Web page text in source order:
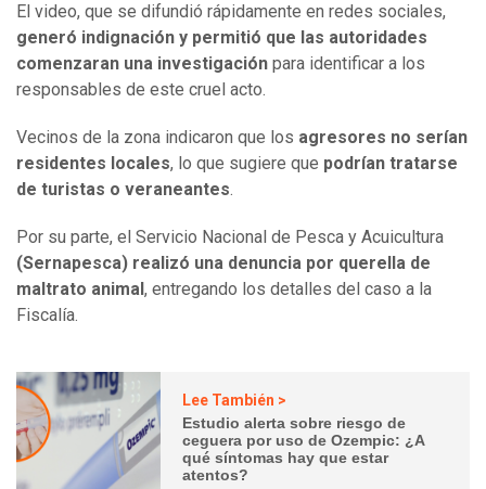
El video, que se difundió rápidamente en redes sociales,
generó indignación y permitió que las autoridades
comenzaran una investigación para identificar a los
responsables de este cruel acto.
Vecinos de la zona indicaron que los agresores no serían
residentes locales, lo que sugiere que podrían tratarse
de turistas o veraneantes.
Por su parte, el Servicio Nacional de Pesca y Acuicultura
(Sernapesca) realizó una denuncia por querella de
maltrato animal, entregando los detalles del caso a la
Fiscalía.
Lee También >
Estudio alerta sobre riesgo de
ceguera por uso de Ozempic: ¿A
qué síntomas hay que estar
atentos?